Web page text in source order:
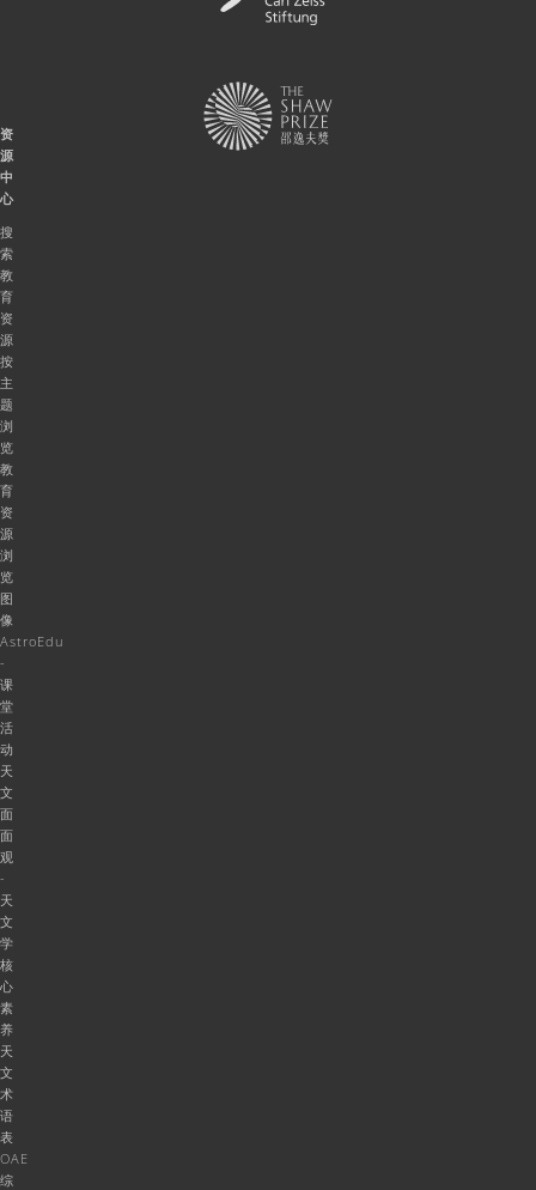
资
源
中
心
搜
索
教
育
资
源
按
主
题
浏
览
教
育
资
源
浏
览
图
像
AstroEdu
-
课
堂
活
动
天
文
面
面
观
-
天
文
学
核
心
素
养
天
文
术
语
表
OAE
综